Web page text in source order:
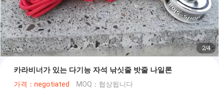
2/4
카라비너가 있는 다기능 자석 낚싯줄 밧줄 나일론
가격：negotiated MOQ：협상됩니다